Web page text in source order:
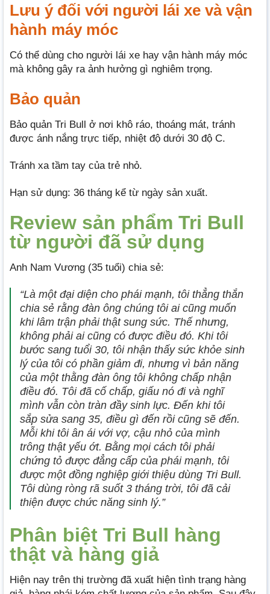
Lưu ý đối với người lái xe và vận
hành máy móc
Có thể dùng cho người lái xe hay vận hành máy móc
mà không gây ra ảnh hưởng gì nghiêm trọng.
Bảo quản
Bảo quản Tri Bull ở nơi khô ráo, thoáng mát, tránh
được ánh nắng trực tiếp, nhiệt độ dưới 30 độ C.
Tránh xa tầm tay của trẻ nhỏ.
Hạn sử dụng: 36 tháng kể từ ngày sản xuất.
Review sản phẩm Tri Bull
từ người đã sử dụng
Anh Nam Vương (35 tuổi) chia sẻ:
“Là một đại diện cho phái mạnh, tôi thẳng thắn
chia sẻ rằng đàn ông chúng tôi ai cũng muốn
khi lâm trận phải thật sung sức. Thế nhưng,
không phải ai cũng có được điều đó. Khi tôi
bước sang tuổi 30, tôi nhận thấy sức khỏe sinh
lý của tôi có phần giảm đi, nhưng vì bản năng
của một thằng đàn ông tôi không chấp nhận
điều đó. Tôi đã cố chấp, giấu nó đi và nghĩ
mình vẫn còn tràn đầy sinh lực. Đến khi tôi
sắp sửa sang 35, điều gì đến rồi cũng sẽ đến.
Mỗi khi tôi ân ái với vợ, cậu nhỏ của mình
trông thật yếu ớt. Bằng mọi cách tôi phải
chứng tỏ được đẳng cấp của phái mạnh, tôi
được một đồng nghiệp giới thiệu dùng Tri Bull.
Tôi dùng ròng rã suốt 3 tháng trời, tôi đã cải
thiện được chức năng sinh lý.”
Phân biệt Tri Bull hàng
thật và hàng giả
Hiện nay trên thị trường đã xuất hiện tình trạng hàng